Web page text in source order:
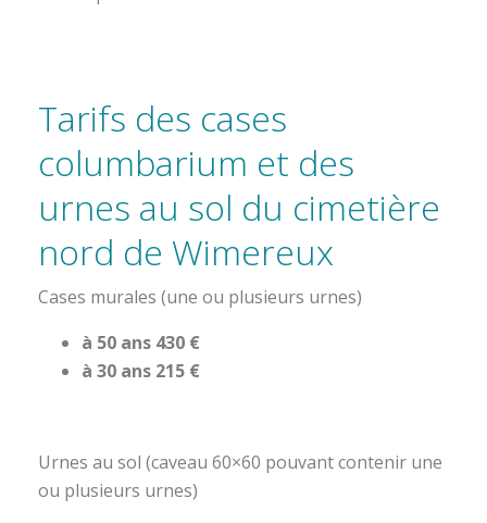
Tarifs des cases
columbarium et des
urnes au sol du cimetière
nord de Wimereux
Cases murales (une ou plusieurs urnes)
à 50 ans 430 €
à 30 ans 215 €
Urnes au sol (caveau 60×60 pouvant contenir une
ou plusieurs urnes)